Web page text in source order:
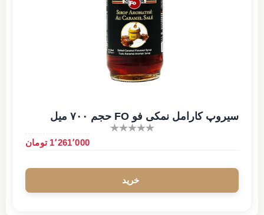
سیروپ کارامل نمکی فو FO حجم ۷۰۰ میل
1٬261٬000 تومان